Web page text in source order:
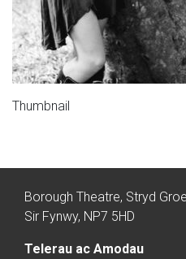
Thumbnail
Borough Theatre, Stryd
Sir Fynwy, NP7 5HD
Telerau ac Amodau